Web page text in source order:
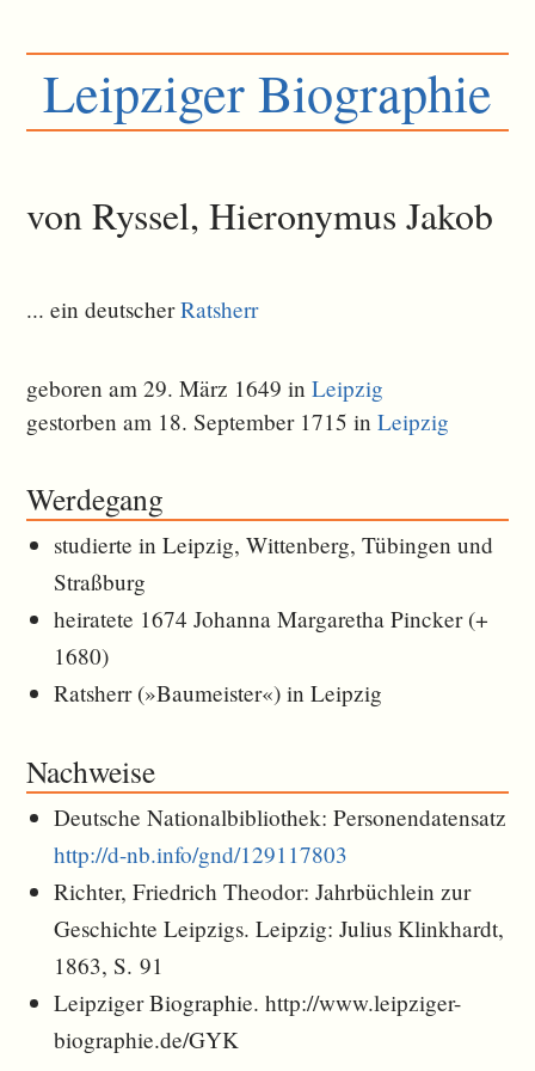
Leipziger Biographie
von Ryssel, Hieronymus Jakob
... ein deutscherRatsherr
geboren am 29. März 1649 inLeipzig
gestorben am 18. September 1715 inLeipzig
Werdegang
studierte in Leipzig, Wittenberg, Tübingen und
Straßburg
heiratete 1674 Johanna Margaretha Pincker (+
1680)
Ratsherr (»Baumeister«) in Leipzig
Nachweise
Deutsche Nationalbibliothek: Personendatensatz
http://d-nb.info/gnd/129117803
Richter, Friedrich Theodor: Jahrbüchlein zur
Geschichte Leipzigs. Leipzig: Julius Klinkhardt,
1863, S. 91
Leipziger Biographie. http://www.leipziger-
biographie.de/GYK